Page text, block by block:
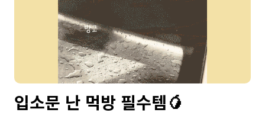
입소문 난 먹방 필수템🥭